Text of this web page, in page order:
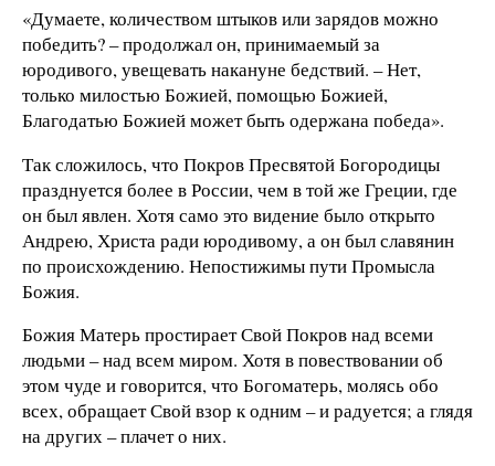
«Думаете, количеством штыков или зарядов можно
победить? – продолжал он, принимаемый за
юродивого, увещевать накануне бедствий. – Нет,
только милостью Божией, помощью Божией,
Благодатью Божией может быть одержана победа».
Так сложилось, что Покров Пресвятой Богородицы
празднуется более в России, чем в той же Греции, где
он был явлен. Хотя само это видение было открыто
Андрею, Христа ради юродивому, а он был славянин
по происхождению. Непостижимы пути Промысла
Божия.
Божия Матерь простирает Свой Покров над всеми
людьми – над всем миром. Хотя в повествовании об
этом чуде и говорится, что Богоматерь, молясь обо
всех, обращает Свой взор к одним – и радуется; а глядя
на других – плачет о них.